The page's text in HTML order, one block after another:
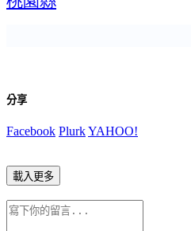
分享
Facebook PlurkYAHOO!
載入更多